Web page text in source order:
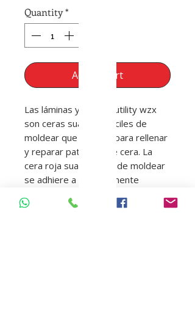
Quantity*
Add to Cart
Las láminas y barras utility wzx
son ceras suaves y fáciles de
moldear que se usan para rellenar
y reparar patrones de cera. La
cera roja suave y fácil de moldear
se adhiere a prácticamente
construir y rellenar superficies